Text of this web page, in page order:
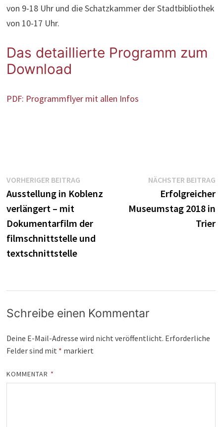
von 9-18 Uhr und die Schatzkammer der Stadtbibliothek
von 10-17 Uhr.
Das detaillierte Programm zum
Download
PDF: Programmflyer mit allen Infos
Beitragsnavigation
VORHERIGER BEITRAGVorheriger
Beitrag:
Ausstellung in Koblenz
verlängert – mit
Dokumentarfilm der
filmschnittstelle und
textschnittstelle
NÄCHSTER BEITRAG
Erfolgreicher
Museumstag 2018 in
Trier
Schreibe einen Kommentar
Deine E-Mail-Adresse wird nicht veröffentlicht. Erforderliche
Felder sind mit * markiert
KOMMENTAR *